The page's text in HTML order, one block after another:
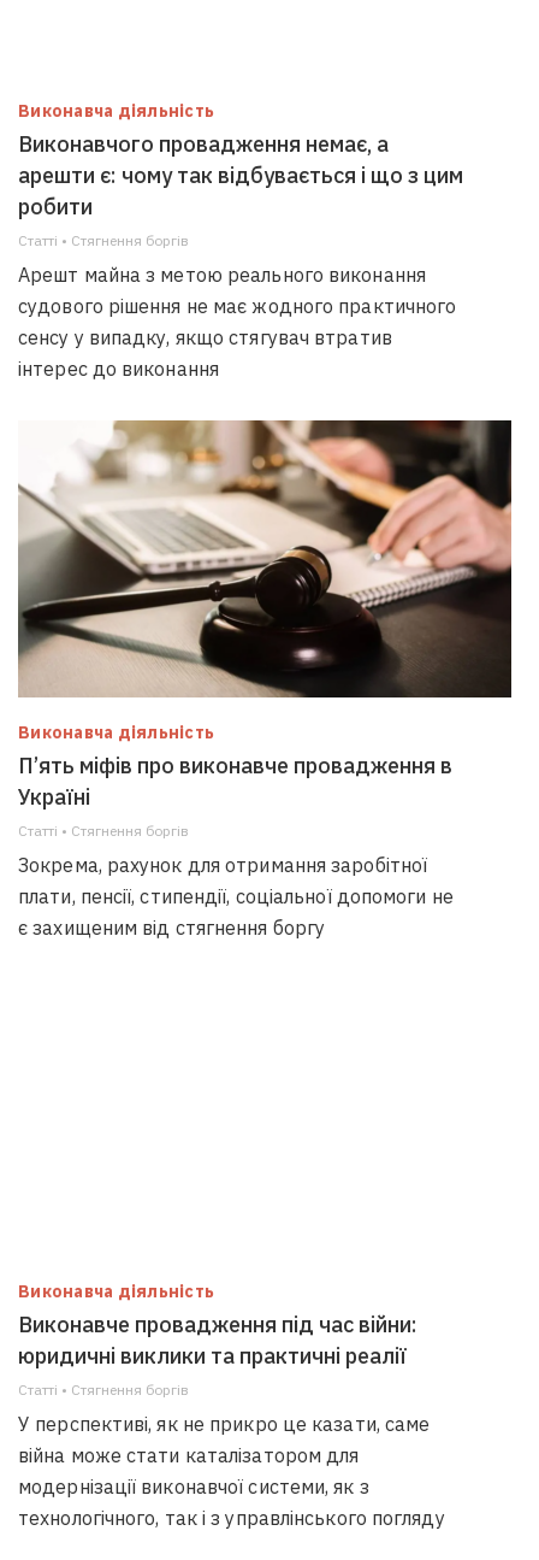
Виконавча діяльність
Виконавчого провадження немає, а
арешти є: чому так відбувається і що з цим
робити
Статті • Стягнення боргiв
Арешт майна з метою реального виконання
судового рішення не має жодного практичного
сенсу у випадку, якщо стягувач втратив
інтерес до виконання
Виконавча діяльність
П’ять міфів про виконавче провадження в
Україні
Статті • Стягнення боргiв
Зокрема, рахунок для отримання заробітної
плати, пенсії, стипендії, соціальної допомоги не
є захищеним від стягнення боргу
Виконавча діяльність
Виконавче провадження під час війни:
юридичні виклики та практичні реалії
Статті • Стягнення боргiв
У перспективі, як не прикро це казати, саме
війна може стати каталізатором для
модернізації виконавчої системи, як з
технологічного, так і з управлінського погляду